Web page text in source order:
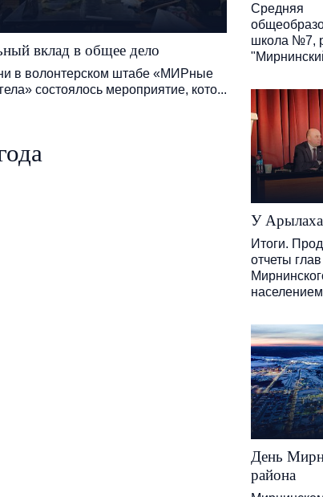
вклад в общее дело
в волонтерском штабе «МИРные
состоялось мероприятие, кото...
Средняя
школа №7,
У
Итоги.
отчеты
День
района